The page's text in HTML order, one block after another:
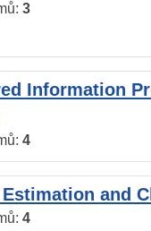
3
Information
4
and
4